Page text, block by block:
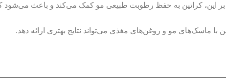
بر این، کراتین به حفظ رطوبت طبیعی مو کمک می‌کند و باعث می‌شود
ماسک‌های مو و روغن‌های مغذی می‌تواند نتایج بهتری ارائه دهد.